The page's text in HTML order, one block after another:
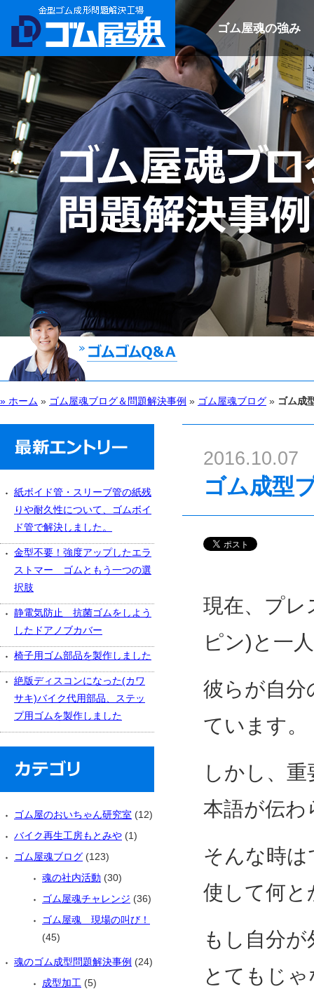
ゴム屋魂の強み
» ホーム » ゴム屋魂ブログ＆問題解決事例 » ゴム屋魂ブログ » ゴム成
2016.10.07
ゴム成型
現在、プレ
ピン)と一
彼らが自分
ています。
しかし、
本語が伝わ
そんな時
使して何と
もし自分
とてもじ
紙ボイド管・スリーブ管の紙残
りや耐久性について、ゴムボイ
ド管で解決しました。
金型不要！強度アップしたエラ
ストマー ゴムともう一つの選
択肢
静電気防止 抗菌ゴムをしよう
したドアノブカバー
椅子用ゴム部品を製作しました
絶版ディスコンになった(カワ
サキ)バイク代用部品、ステッ
プ用ゴムを製作しました
ゴム屋のおいちゃん研究室 (12)
バイク再生工房もとみや (1)
ゴム屋魂ブログ (123)
魂の社内活動 (30)
ゴム屋魂チャレンジ (36)
ゴム屋魂 現場の叫び！
(45)
魂のゴム成型問題解決事例 (24)
成型加工 (5)